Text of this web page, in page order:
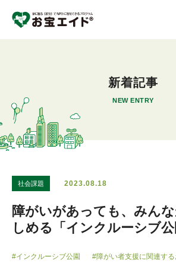
新着記事
NEW ENTRY
社会課題 2023.08.18
障がいがあっても、みん
しめる「インクルーシブ
#インクルーシブ公園 #障がい者支援に関連す